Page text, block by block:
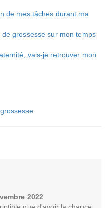
de mes tâches durant ma
grossesse sur mon temps
vais-je retrouver mon
2022